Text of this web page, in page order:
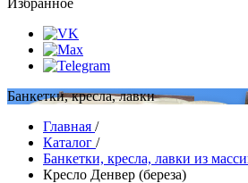
Избранное
Банкетки, кресла, лавки
Главная /
Каталог /
Банкетки, кресла, лавки из
Кресло Денвер (береза)